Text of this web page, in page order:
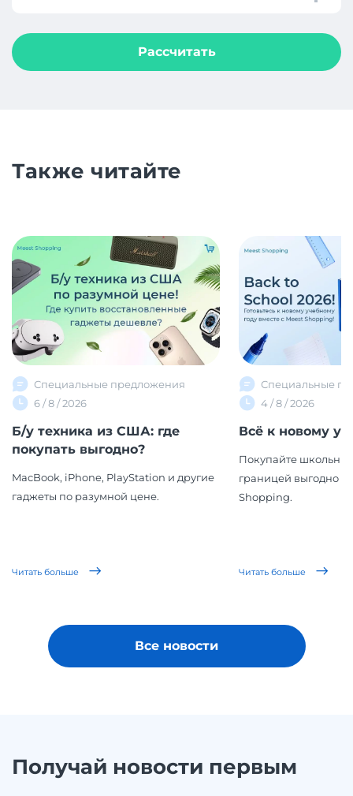
Рассчитать
Также читайте
Специальные предложения
6 / 8 / 2026
Б/у техника из США: где
покупать выгодно?
MacBook, iPhone, PlayStation и другие
гаджеты по разумной цене.
Читать больше
Специальные
4 / 8 / 2026
Всё к новому
Покупайте
границей выгодно
Shopping.
Читать больше
Все новости
Получай новости первым